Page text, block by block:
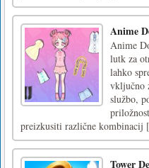
Anime
Anime
lutk za
lahko
vključno
službo,
preizkusiti različne kombinacij
Tower